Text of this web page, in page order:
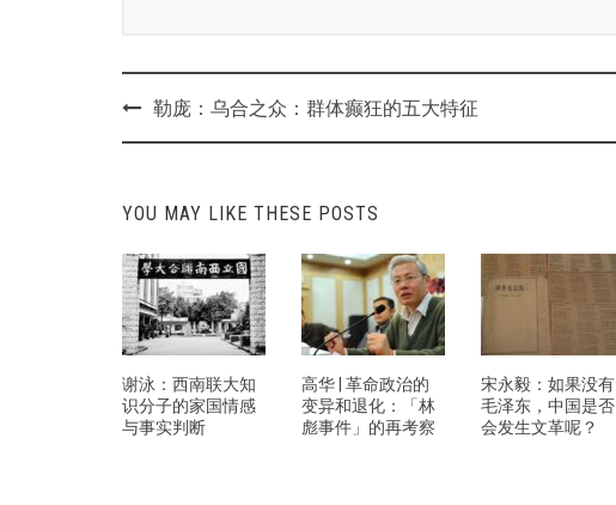
Post勒庞：乌合之众：群体癫狂的五大特征
YOU MAY LIKE THESE POSTS
谢泳：西南联大知
识分子的家国情感
与事实判断
高华 | 革命政治的
变异和退化：「林
彪事件」的再考察
宋永毅：如果没有
毛泽东，中国是否
会发生文革呢？